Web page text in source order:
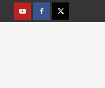
YoutubeFacebookTwitter